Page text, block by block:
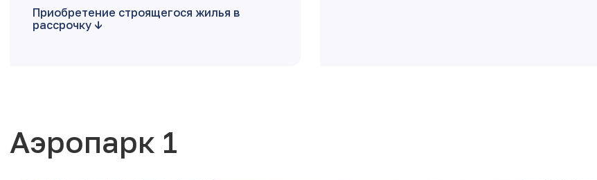
Приобретение строящегося жилья в
рассрочку
Аэропарк 1